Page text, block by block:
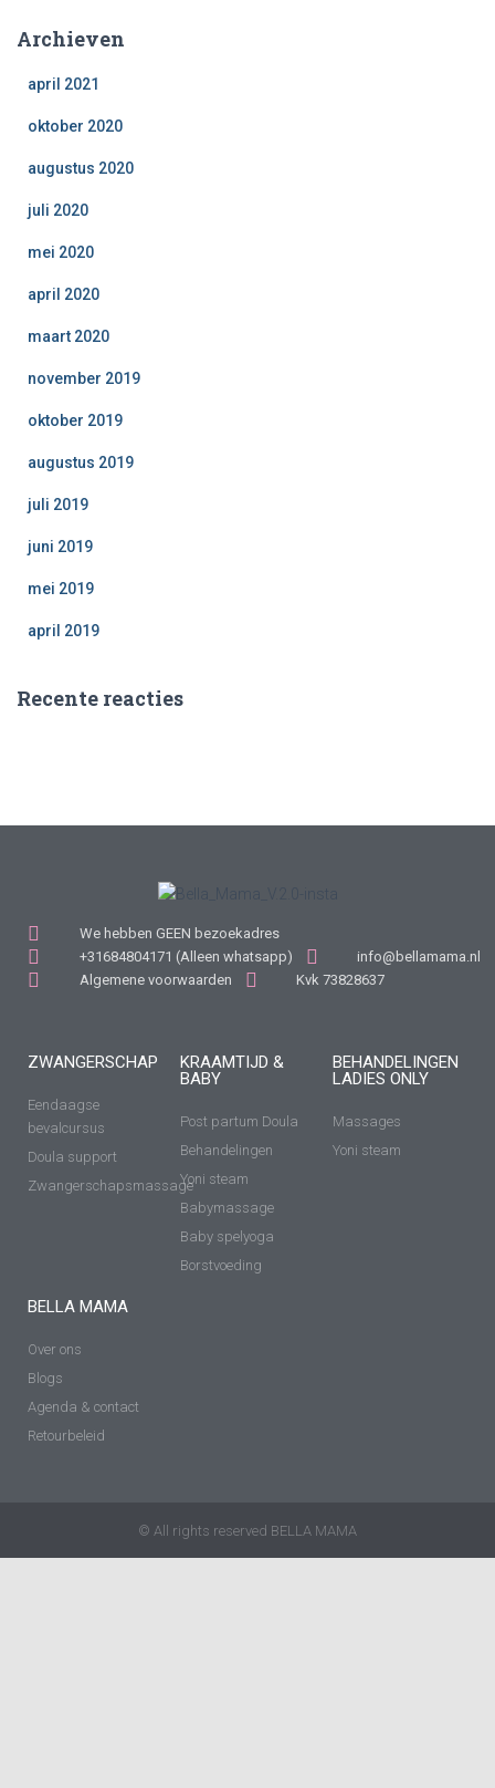
Archieven
april 2021
oktober 2020
augustus 2020
juli 2020
mei 2020
april 2020
maart 2020
november 2019
oktober 2019
augustus 2019
juli 2019
juni 2019
mei 2019
april 2019
Recente reacties
We hebben GEEN bezoekadres
+31684804171 (Alleen whatsapp)
info@bellamama.nl
Algemene voorwaarden
Kvk 73828637
ZWANGERSCHAP
Eendaagse
bevalcursus
Doula support
Zwangerschapsmassage
KRAAMTIJD &
BABY
Post partum Doula
Behandelingen
Yoni steam
Babymassage
Baby spelyoga
Borstvoeding
BEHANDELINGEN
LADIES ONLY
Massages
Yoni steam
BELLA MAMA
Over ons
Blogs
Agenda & contact
Retourbeleid
© All rights reserved BELLA MAMA